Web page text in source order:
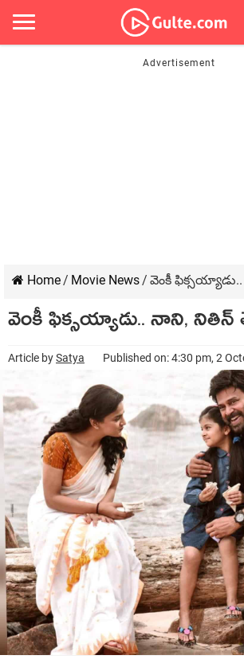
Home/ Movie News/ వెంకీ
వెంకీ ఫిక్సయ్యాడు.. నాని, నితిన్
Article bySatya Published on: 4:30 pm, 2